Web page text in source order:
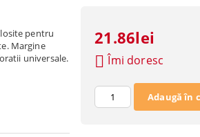
pentru
Margine
universale.
21.86lei
Îmi doresc